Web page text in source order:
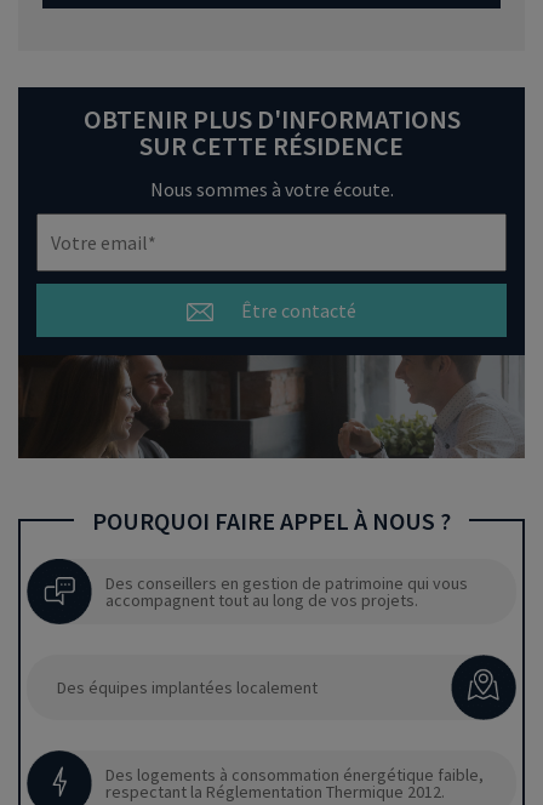
OBTENIR PLUS D'INFORMATIONS
SUR CETTE RÉSIDENCE
Nous sommes à votre écoute.
Être contacté
POURQUOI FAIRE APPEL À NOUS ?
Des conseillers en gestion de patrimoine qui vous
accompagnent tout au long de vos projets.
Des équipes implantées localement
Des logements à consommation énergétique faible,
respectant la Réglementation Thermique 2012.